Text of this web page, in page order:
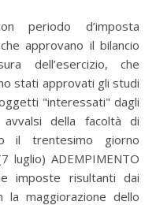
periodo d’imposta
approvano il bilancio
dell’esercizio, che
stati approvati gli studi
"interessati" dagli
della facoltà di
il trentesimo giorno
luglio) ADEMPIMENTO
imposte risultanti dai
maggiorazione dello